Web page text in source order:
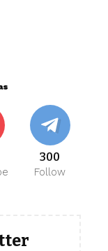
300
Follow